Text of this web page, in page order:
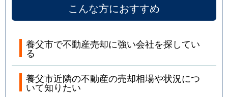
こんな方におすすめ
養父市で不動産売却に強い会社を探してい
る
養父市近隣の不動産の売却相場や状況につ
いて知りたい